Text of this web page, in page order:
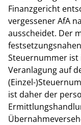
Finanzgericht
vergessener AfA
ausscheidet. Der
Steuernummer ist
Veranlagung auf
(Einzel-
ist daher der